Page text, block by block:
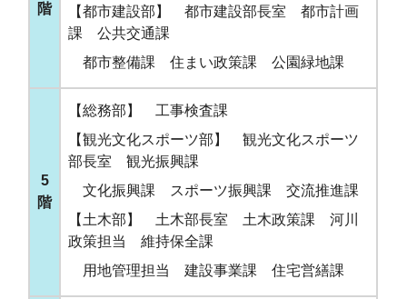
階
【都市建設部】 都市建設部長室 都市計画
課 公共交通課
都市整備課 住まい政策課 公園緑地課
5
階
【総務部】 工事検査課
【観光文化スポーツ部】 観光文化スポーツ
部長室 観光振興課
文化振興課 スポーツ振興課 交流推進課
【土木部】 土木部長室 土木政策課 河川
政策担当 維持保全課
用地管理担当 建設事業課 住宅営繕課